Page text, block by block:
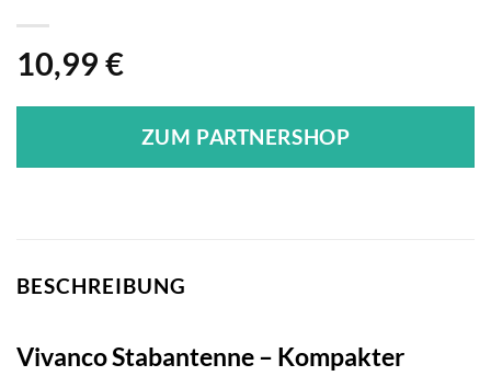
10,99 €
ZUM PARTNERSHOP
BESCHREIBUNG
Vivanco Stabantenne – Kompakter